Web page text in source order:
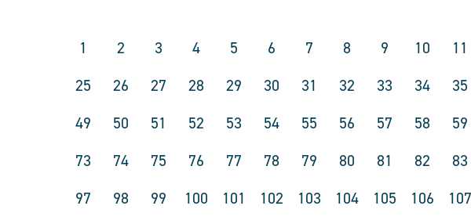
1 2 3 4 5 6 7 8 9 10 11
25
26 27 28 29 30 31 32 33 34 35
49
50 51 52 53 54 55 56 57 58 59
73
74 75 76 77 78 79 80 81 82 83
97
98 99 100 101 102 103 104 105 106 107